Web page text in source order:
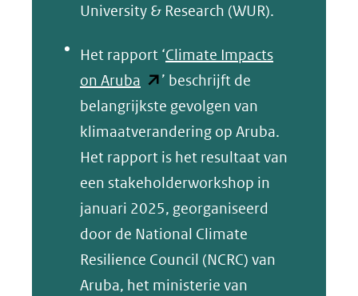
University & Research (WUR).
Het rapport ‘Climate Impacts
on Aruba (opent
in
nieuw
venster)
(verwijst
naar
een
andere
website)
’ beschrijft de
belangrijkste gevolgen van
klimaatverandering op Aruba.
Het rapport is het resultaat van
een stakeholderworkshop in
januari 2025, georganiseerd
door de National Climate
Resilience Council (NCRC) van
Aruba, het ministerie van